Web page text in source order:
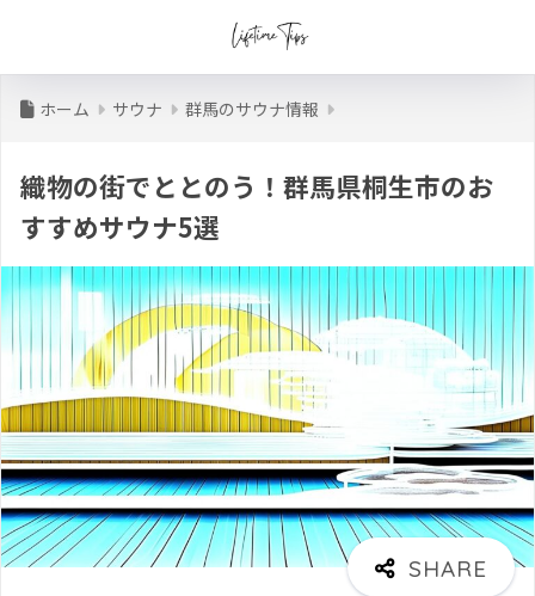
ホーム サウナ 群馬のサウナ情報
織物の街でととのう！群馬県桐生市のお
すすめサウナ5選